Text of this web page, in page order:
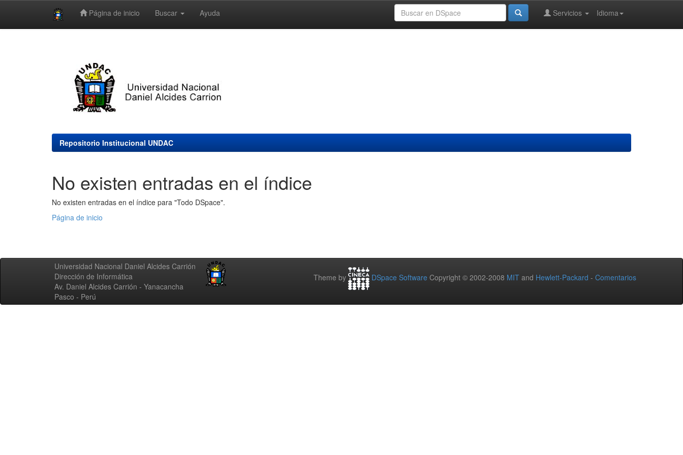
Página de inicio Buscar Ayuda Idioma
Servicios
Repositorio Institucional UNDAC
No existen entradas en el índice
No existen entradas en el índice para "Todo DSpace".
Página de inicio
Universidad Nacional Daniel Alcides Carrión
Dirección de Informática
Av. Daniel Alcides Carrión - Yanacancha
Pasco - Perú
Theme by DSpace Software Copyright © 2002-2008 MIT and Hewlett-Packard - Comentarios